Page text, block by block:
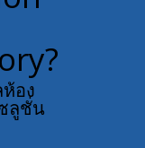
อง
ลูชั่น